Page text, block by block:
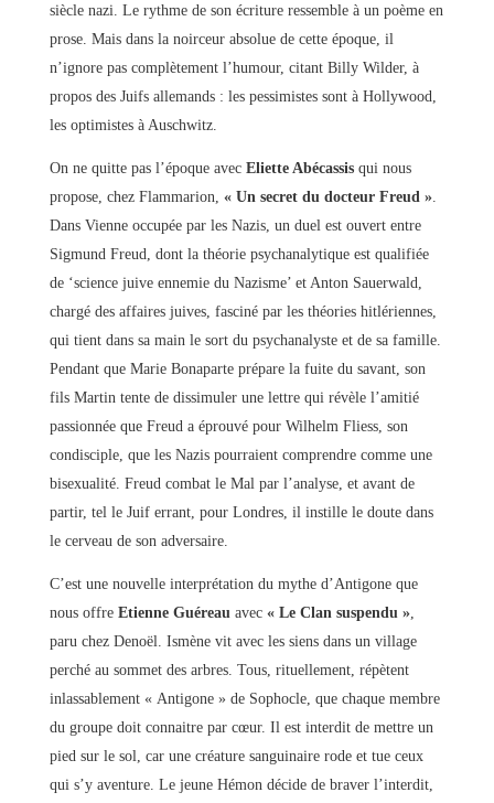
siècle nazi. Le rythme de son écriture ressemble à un poème en
prose. Mais dans la noirceur absolue de cette époque, il
n’ignore pas complètement l’humour, citant Billy Wilder, à
propos des Juifs allemands : les pessimistes sont à Hollywood,
les optimistes à Auschwitz.
On ne quitte pas l’époque avec Eliette Abécassisqui nous
propose, chez Flammarion, « Un secret du docteur Freud ».
Dans Vienne occupée par les Nazis, un duel est ouvert entre
Sigmund Freud, dont la théorie psychanalytique est qualifiée
de ‘science juive ennemie du Nazisme’ et Anton Sauerwald,
chargé des affaires juives, fasciné par les théories hitlériennes,
qui tient dans sa main le sort du psychanalyste et de sa famille.
Pendant que Marie Bonaparte prépare la fuite du savant, son
fils Martin tente de dissimuler une lettre qui révèle l’amitié
passionnée que Freud a éprouvé pour Wilhelm Fliess, son
condisciple, que les Nazis pourraient comprendre comme une
bisexualité. Freud combat le Mal par l’analyse, et avant de
partir, tel le Juif errant, pour Londres, il instille le doute dans
le cerveau de son adversaire.
C’est une nouvelle interprétation du mythe d’Antigone que
nous offre Etienne Guéreau avec « Le Clan suspendu »,
paru chez Denoël. Ismène vit avec les siens dans un village
perché au sommet des arbres. Tous, rituellement, répètent
inlassablement « Antigone » de Sophocle, que chaque membre
du groupe doit connaitre par cœur. Il est interdit de mettre un
pied sur le sol, car une créature sanguinaire rode et tue ceux
qui s’y aventure. Le jeune Hémon décide de braver l’interdit,